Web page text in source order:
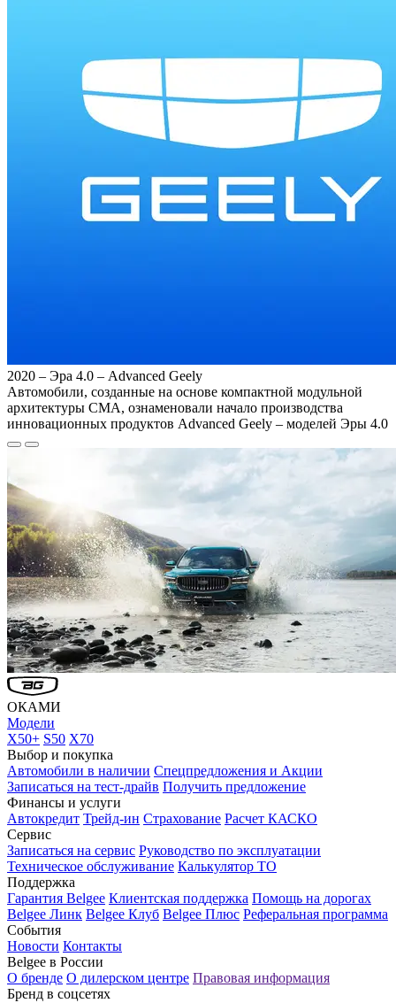
2020 – Эра 4.0 – Advanced Geely
Автомобили, созданные на основе компактной модульной
архитектуры CMA, ознаменовали начало производства
инновационных продуктов Advanced Geely – моделей Эры 4.0
ОКАМИ
Модели
X50+ S50 X70
Выбор и покупка
Автомобили в наличии Спецпредложения и Акции
Записаться на тест-драйв Получить предложение
Финансы и услуги
Автокредит Трейд-ин Страхование Расчет КАСКО
Сервис
Записаться на сервис Руководство по эксплуатации
Техническое обслуживание Калькулятор ТО
Поддержка
Гарантия Belgee Клиентская поддержка Помощь на дорогах
Belgee Линк Belgee Клуб Belgee Плюс Реферальная программа
События
Новости Контакты
Belgee в России
О бренде О дилерском центре Правовая информация
Бренд в соцсетях